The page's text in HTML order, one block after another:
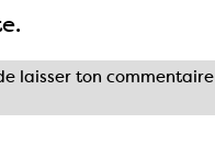
laisser ton commentaire